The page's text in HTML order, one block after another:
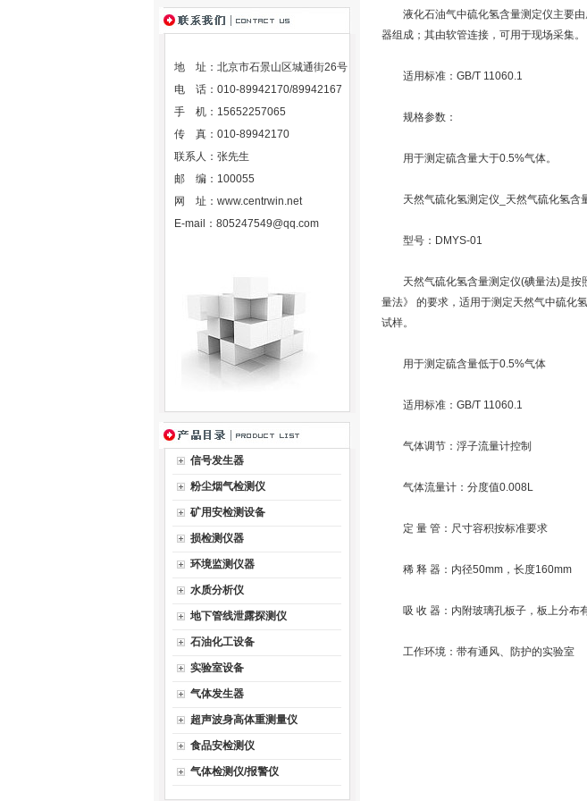
地 址：北京市石景山区城通街26号
电 话：010-89942170/89942167
手 机：15652257065
传 真：010-89942170
联系人：张先生
邮 编：100055
网 址： www.centrwin.net
E-mail： 805247549@qq.com
信号发生器
粉尘烟气检测仪
矿用安检测设备
损检测仪器
环境监测仪器
水质分析仪
地下管线泄露探测仪
石油化工设备
实验室设备
气体发生器
超声波身高体重测量仪
食品安检测仪
气体检测仪/报警仪
液化石油气中硫化氢含量测定仪主要由
器组成；其由软管连接，可用于现场采集。
适用标准：GB/T 11060.1
规格参数：
用于测定硫含量大于0.5%气体。
天然气硫化氢测定仪_天然气硫化氢含
型号：DMYS-01
天然气硫化氢含量测定仪(碘量法)是按
量法》 的要求，适用于测定天然气中硫化
试样。
用于测定硫含量低于0.5%气体
适用标准：GB/T 11060.1
气体调节：浮子流量计控制
气体流量计：分度值0.008L
定 量 管：尺寸容积按标准要求
稀 释 器：内径50mm，长度160mm
吸 收 器：内附玻璃孔板子，板上分布
工作环境：带有通风、防护的实验室